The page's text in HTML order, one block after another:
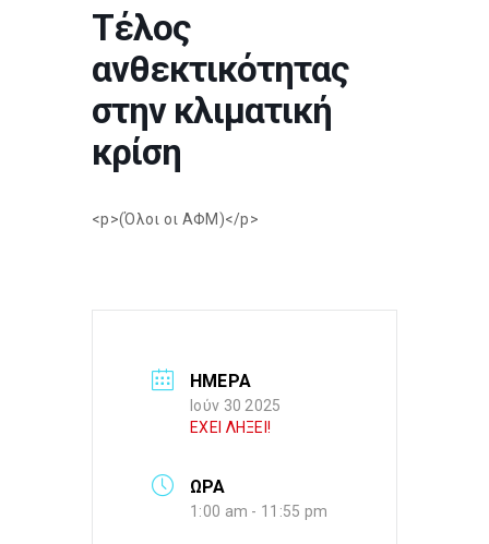
Τέλος
ανθεκτικότητας
στην κλιματική
κρίση
<p>(Όλοι οι ΑΦΜ)</p>
ΗΜΕΡΑ
Ιούν 30 2025
ΕΧΕΙ ΛΗΞΕΙ!
ΩΡΑ
1:00 am - 11:55 pm